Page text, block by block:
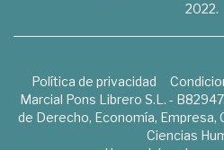
2022.
Política de privacidad
Marcial Pons Librero S.L. -
de Derecho, Economía, Empresa,
Ciencias